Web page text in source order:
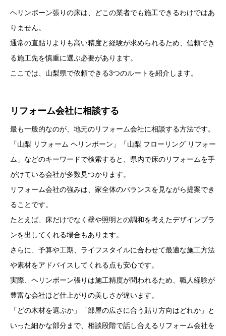
ヘリンボーン張りの床は、どこの業者でも施工できるわけではあ
りません。
通常の直貼りよりも高い精度と経験が求められるため、信頼でき
る施工先を慎重に選ぶ必要があります。
ここでは、山梨県で依頼できる3つのルートを紹介します。
リフォーム会社に相談する
最も一般的なのが、地元のリフォーム会社に相談する方法です。
「山梨 リフォーム ヘリンボーン」「山梨 フローリング リフォー
ム」などのキーワードで検索すると、県内で床のリフォームを手
がけている会社が多数見つかります。
リフォーム会社の強みは、家全体のバランスを見ながら提案でき
ることです。
たとえば、床だけでなく壁や照明との調和を考えたデザインプラ
ンを出してくれる場合もあります。
さらに、予算や工期、ライフスタイルに合わせて最適な施工方法
や素材をアドバイスしてくれる点も安心です。
実際、ヘリンボーン張りは施工精度が問われるため、職人経験が
豊富な会社ほど仕上がりの美しさが違います。
「どの木材を選ぶか」「部屋の広さに合う貼り方向はどれか」と
いった細かな部分まで、相談段階で話し合えるリフォーム会社を